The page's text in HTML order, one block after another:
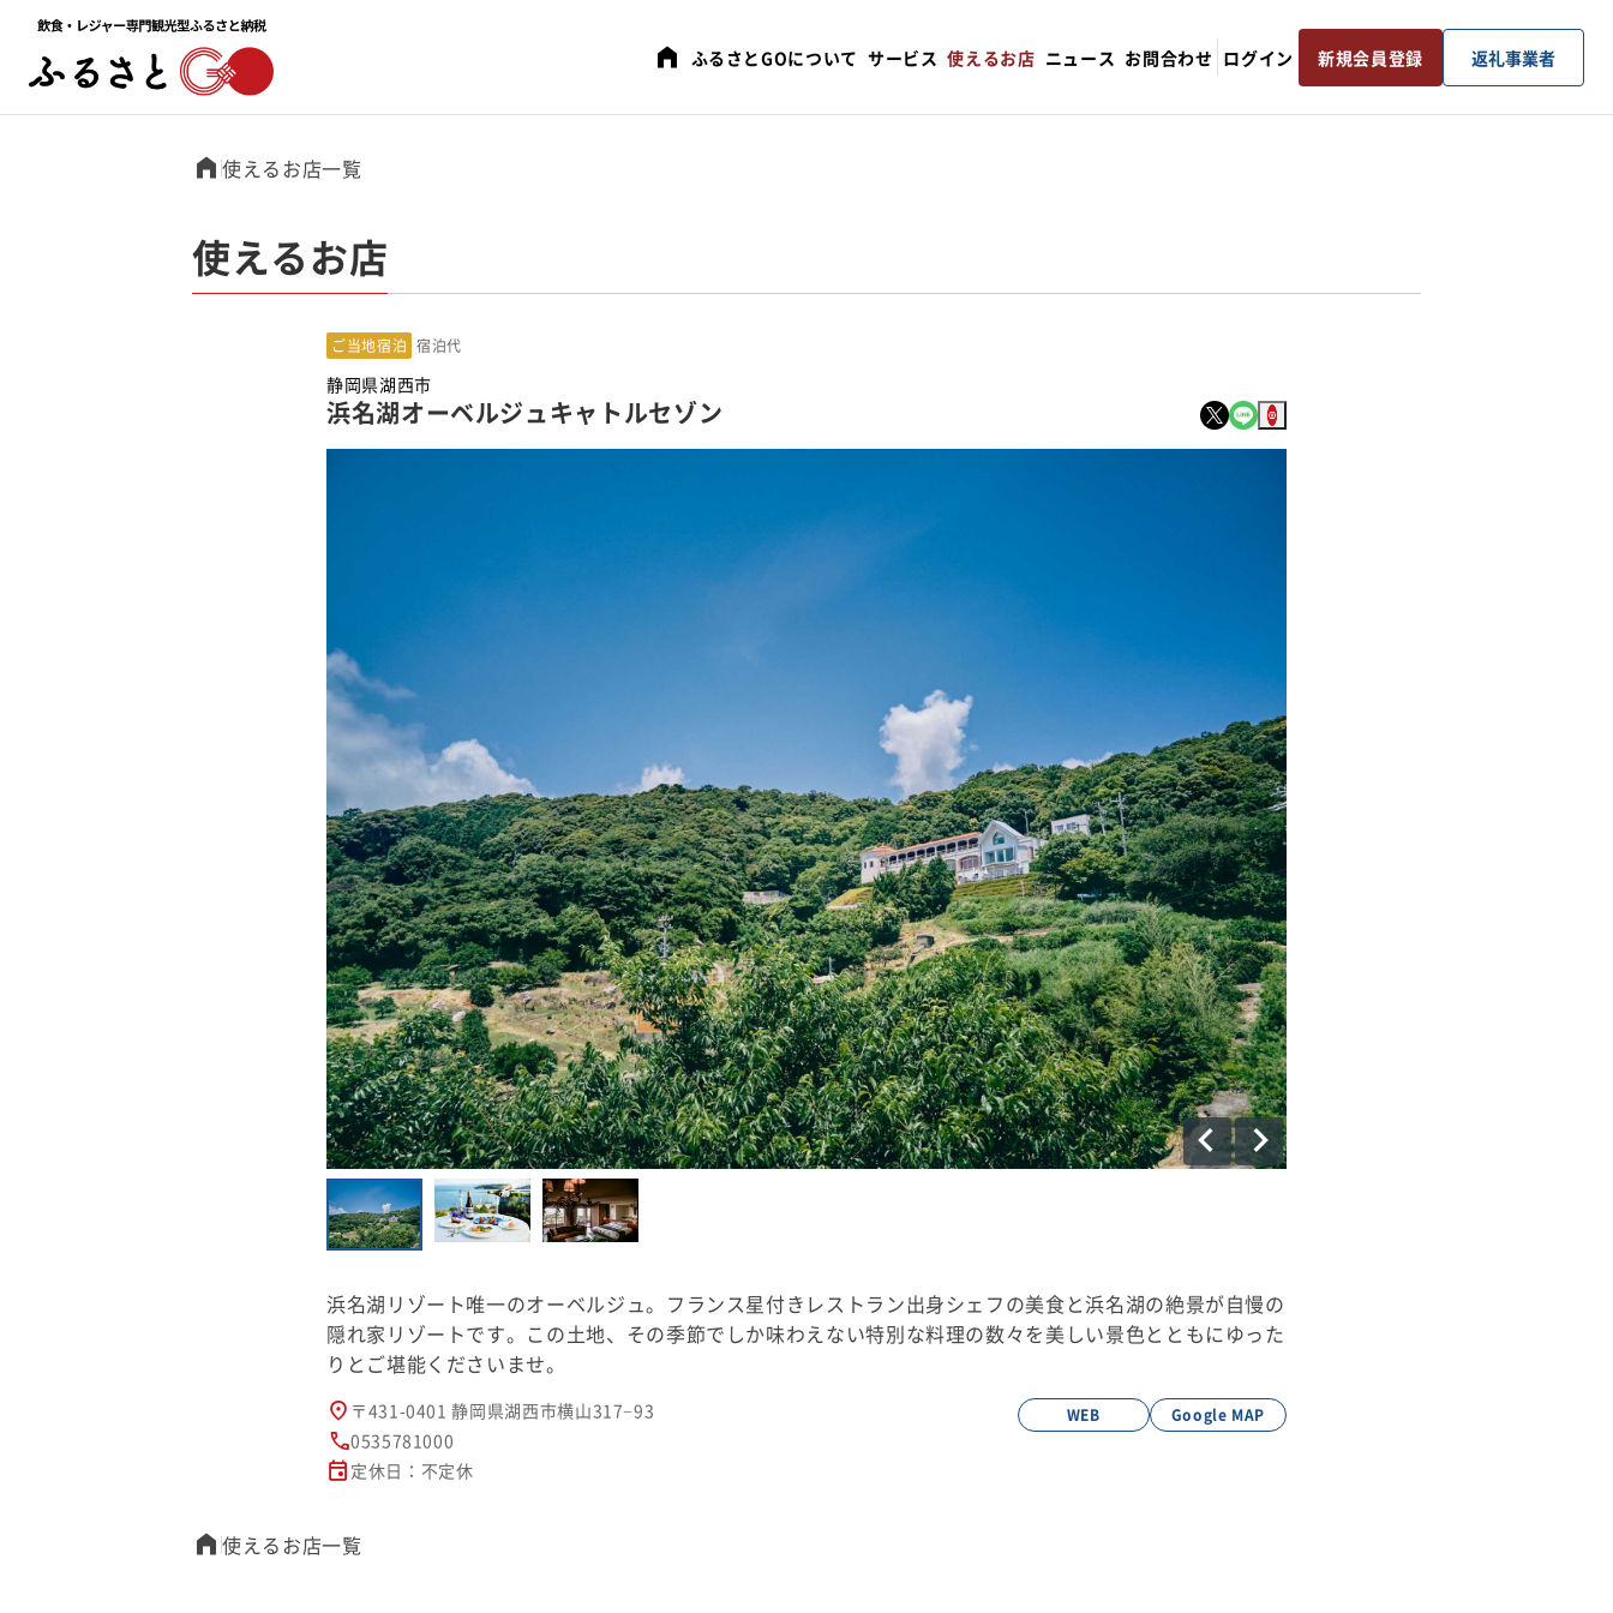
ふるさとGOについて サービス 使えるお店 ニュース お問合わせ ログイン 新規会員登録 返礼事業者
使えるお店一覧
使えるお店
ご当地宿泊 宿泊代
静岡県湖西市
浜名湖オーベルジュキャトルセゾン
浜名湖リゾート唯一のオーベルジュ。フランス星付きレストラン出身シェフの美食と浜名湖の絶景が自慢の
隠れ家リゾートです。この土地、その季節でしか味わえない特別な料理の数々を美しい景色とともにゆった
りとご堪能くださいませ。
〒431-0401 静岡県湖西市横山317−93
0535781000
定休日：不定休
WEB Google MAP
使えるお店一覧